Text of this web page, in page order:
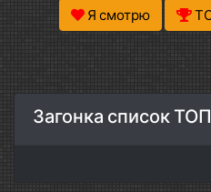
Я смотрю
Загонка список